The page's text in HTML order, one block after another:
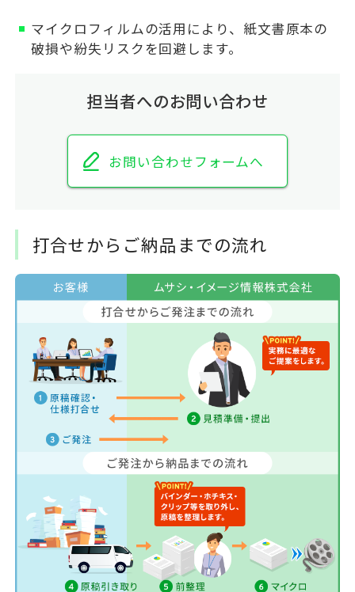
マイクロフィルムの活用により、紙文書原本の
破損や紛失リスクを回避します。
担当者へのお問い合わせ
お問い合わせフォームへ
打合せからご納品までの流れ